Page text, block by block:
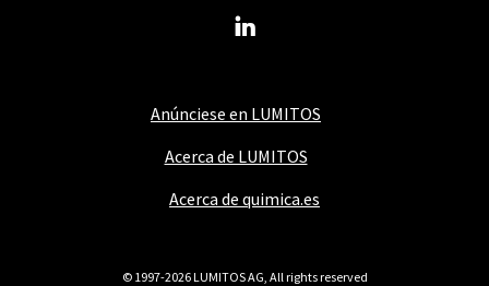
Anúnciese en LUMITOS
Acerca de LUMITOS
Acerca de quimica.es
© 1997-2026 LUMITOS AG, All rights reserved